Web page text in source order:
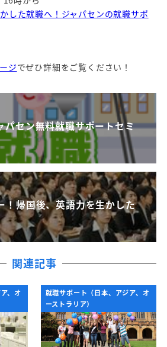
した就職へ！ジャパセンの就職サポ
ジでぜひ詳細をご覧ください！
パセン無料就職サポートセミ
！帰国後、英語力を生かした
関連記事
、オ
就職サポート（日本、アジア、オ
ーストラリア）